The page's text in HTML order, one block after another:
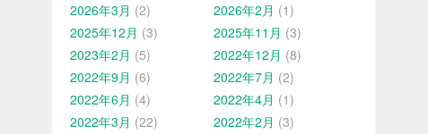
2026年3月 (2) 2026年2月 (1)
2025年12月 (3) 2025年11月 (3)
2023年2月 (5) 2022年12月 (8)
2022年9月 (6) 2022年7月 (2)
2022年6月 (4) 2022年4月 (1)
2022年3月 (22) 2022年2月 (3)